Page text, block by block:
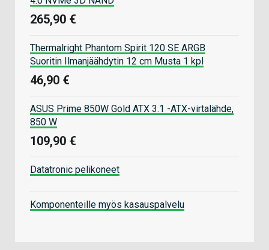
265,90 €
Thermalright Phantom Spirit 120 SE ARGB
Suoritin Ilmanjäähdytin 12 cm Musta 1 kpl
46,90 €
ASUS Prime 850W Gold ATX 3.1 -ATX-virtalähde,
850 W
109,90 €
Datatronic pelikoneet
Komponenteille myös kasauspalvelu